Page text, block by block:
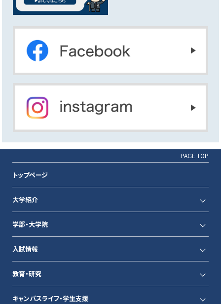
PAGE TOP
トップページ
大学紹介
学部・大学院
入試情報
教育・研究
キャンパスライフ・学生支援